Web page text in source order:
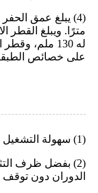
على خصائص
(1) سهولة التشغيل وكفاءة عالية مع التغذية الهيدروليكية
(2) بفضل ظرف
الدوران دون توقف